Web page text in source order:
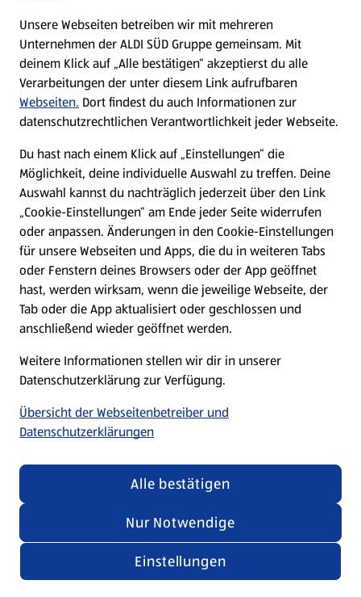
Entdecke weitere Kategorien.
Garten Camping
Frischeprodukte
im Angebot
Markenprodukte
im Angebot
Urlaub & Strand
Aktuelle Angebote und Aktionen.
Jetzt die Highlights der Woche entdecken und sparen.
Zu den Angeboten
Unsere Webseiten betreiben wir mit mehreren
Unternehmen der ALDI SÜD Gruppe gemeinsam. Mit
deinem Klick auf „Alle bestätigen“ akzeptierst du alle
Verarbeitungen der unter diesem Link aufrufbaren
Webseiten. Dort findest du auch Informationen zur
datenschutzrechtlichen Verantwortlichkeit jeder Webseite.
Du hast nach einem Klick auf „Einstellungen“ die
Möglichkeit, deine individuelle Auswahl zu treffen. Deine
Auswahl kannst du nachträglich jederzeit über den Link
„Cookie-Einstellungen“ am Ende jeder Seite widerrufen
oder anpassen. Änderungen in den Cookie-Einstellungen
für unsere Webseiten und Apps, die du in weiteren Tabs
oder Fenstern deines Browsers oder der App geöffnet
hast, werden wirksam, wenn die jeweilige Webseite, der
Tab oder die App aktualisiert oder geschlossen und
anschließend wieder geöffnet werden.
Weitere Informationen stellen wir dir in unserer
Datenschutzerklärung zur Verfügung.
Übersicht der Webseitenbetreiber und
Datenschutzerklärungen
Einstellungen
Nur Notwendige
Alle bestätigen